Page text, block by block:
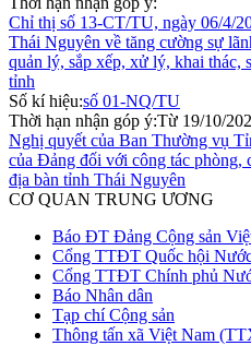
Chỉ thị số 13-CT/TU, ngày 06/4/
Thái Nguyên về tăng cường sự
quản lý, sắp xếp, xử lý, khai thác,
tỉnh
Số kí hiệu:số 01-NQ/TU
Thời hạn nhận góp ý:Từ 19/10/
Nghị quyết của Ban Thường vụ
của Đảng đối với công tác phòng,
địa bàn tỉnh Thái Nguyên
CƠ QUAN TRUNG ƯƠNG
Báo ĐT Đảng Cộng sản
Cổng TTĐT Quốc hội
Cổng TTĐT Chính phủ
Báo Nhân dân
Tạp chí Cộng sản
Thông tấn xã Việt Nam